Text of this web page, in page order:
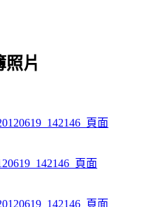
照片
頁面